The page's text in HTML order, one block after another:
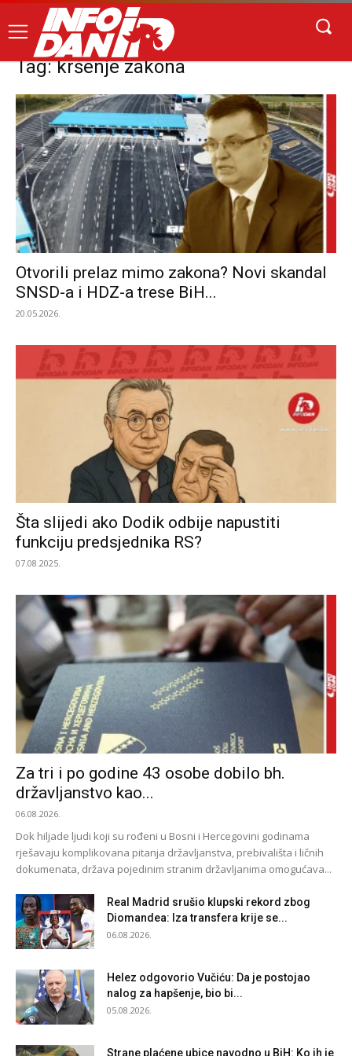
Tag: kršenje zakona
Otvorili prelaz mimo zakona? Novi skandal
SNSD-a i HDZ-a trese BiH...
20.05.2026.
Šta slijedi ako Dodik odbije napustiti
funkciju predsjednika RS?
07.08.2025.
Za tri i po godine 43 osobe dobilo bh.
državljanstvo kao...
06.08.2026.
Dok hiljade ljudi koji su rođeni u Bosni i Hercegovini godinama
rješavaju komplikovana pitanja državljanstva, prebivališta i ličnih
dokumenata, država pojedinim stranim državljanima omogućava...
Real Madrid srušio klupski rekord zbog
Diomandea: Iza transfera krije se...
06.08.2026.
Helez odgovorio Vučiću: Da je postojao
nalog za hapšenje, bio bi...
05.08.2026.
Strane plaćene ubice navodno u BiH: Ko ih je